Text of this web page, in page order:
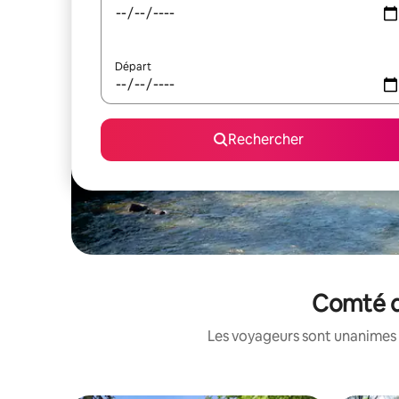
Départ
Rechercher
Comté
Les voyageurs sont